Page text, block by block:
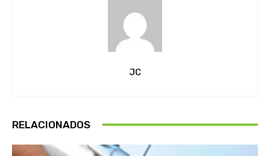
JC
RELACIONADOS